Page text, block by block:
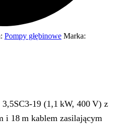
Pompy głębinowe Marka:
(1,1 kW, 400 V) z
i 18 m kablem zasilającym